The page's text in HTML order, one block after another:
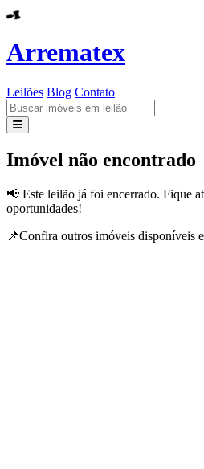
Arrematex
Leilões Blog Contato
Leilões
Imóvel não encontrado
📢 Este leilão já foi encerrado. Fique
oportunidades!
📌Confira outros imóveis disponíveis